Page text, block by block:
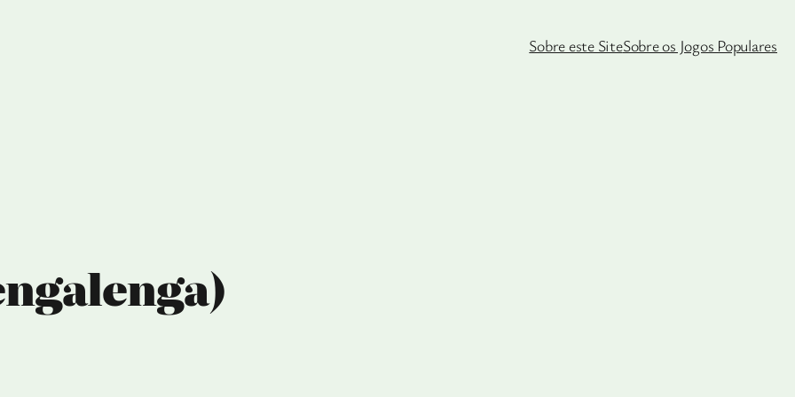
Sobre este SiteSobre os Jogos Populares